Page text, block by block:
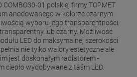
01 polskiej firmy TOPMET
anodowanego w kolorze czarnym.
wyboru jego transparentności:
lub czarny. Możliwość
LED do maksymalnej szerokości
nie tylko walory estetyczne ale
jest doskonałym radiatorem -
ciepło wydobywane z taśm LED.